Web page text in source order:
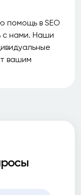
помощь в SEO
с нами. Наши
вашим